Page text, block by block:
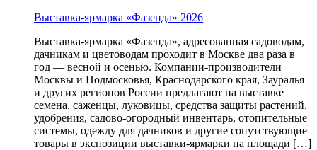
Выставка-ярмарка «Фазенда» 2026
Выставка-ярмарка «Фазенда», адресованная садоводам,
дачникам и цветоводам проходит в Москве два раза в
год — весной и осенью. Компании-производители
Москвы и Подмосковья, Краснодарского края, Зауралья
и других регионов России предлагают на выставке
семена, саженцы, луковицы, средства защиты растений,
удобрения, садово-огородный инвентарь, отопительные
системы, одежду для дачников и другие сопутствующие
товары в экспозиции выставки-ярмарки на площади […]